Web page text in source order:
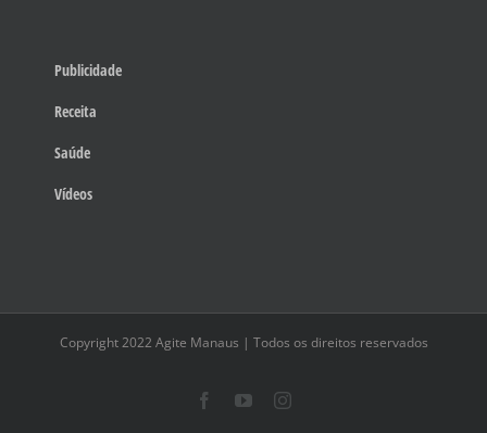
Publicidade
Receita
Saúde
Vídeos
Copyright 2022 Agite Manaus | Todos os direitos reservados
FacebookYouTubeInstagram